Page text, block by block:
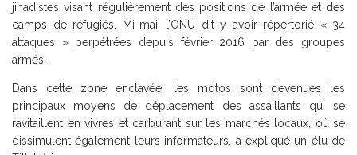
jihadistes visant régulièrement des positions de l’armée et des
camps de réfugiés. Mi-mai, l’ONU dit y avoir répertorié « 34
attaques » perpétrées depuis février 2016 par des groupes
armés.
Dans cette zone enclavée, les motos sont devenues les
principaux moyens de déplacement des assaillants qui se
ravitaillent en vivres et carburant sur les marchés locaux, où se
dissimulent également leurs informateurs, a expliqué un élu de